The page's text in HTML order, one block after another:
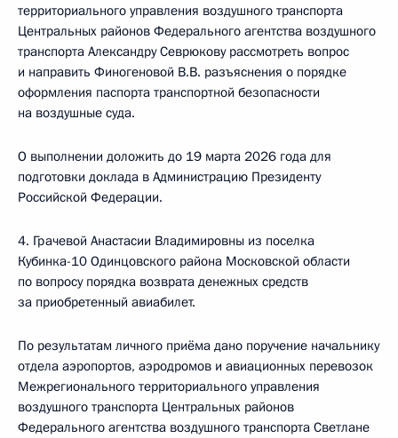
территориального управления воздушного транспорта
Центральных районов Федерального агентства воздушного
транспорта Александру Севрюкову рассмотреть вопрос
и направить Финогеновой В.В. разъяснения о порядке
оформления паспорта транспортной безопасности
на воздушные суда.
О выполнении доложить до 19 марта 2026 года для
подготовки доклада в Администрацию Президенту
Российской Федерации.
4. Грачевой Анастасии Владимировны из поселка
Кубинка-10 Одинцовского района Московской области
по вопросу порядка возврата денежных средств
за приобретенный авиабилет.
По результатам личного приёма дано поручение начальнику
отдела аэропортов, аэродромов и авиационных перевозок
Межрегионального территориального управления
воздушного транспорта Центральных районов
Федерального агентства воздушного транспорта Светлане